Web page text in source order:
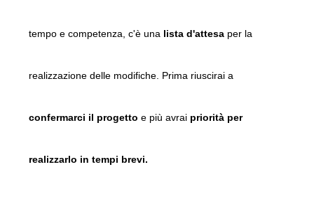
tempo e competenza, c'è una lista d'attesa per la
realizzazione delle modifiche. Prima riuscirai a
confermarci il progetto e più avrai priorità per
realizzarlo in tempi brevi.